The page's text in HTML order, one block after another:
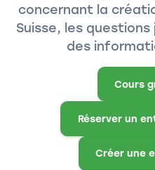
concernant la
Suisse, les
des
Cours
Réserver un
Créer une